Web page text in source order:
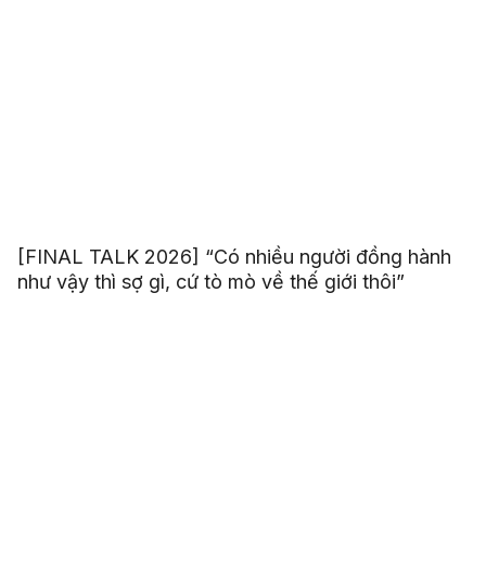
[FINAL TALK 2026] “Có nhiều người đồng hành
như vậy thì sợ gì, cứ tò mò về thế giới thôi”